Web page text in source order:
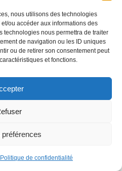
nous utilisons des technologies
ou accéder aux informations des
technologies nous permettra de traiter
de navigation ou les ID uniques
ou de retirer son consentement peut
et fonctions.
préférences
Politique de confidentialité
peuvent être décidées dans
des autres formes
dans le statut d’auto-
déloyale. Mais
La dernière
mais avec une taxation